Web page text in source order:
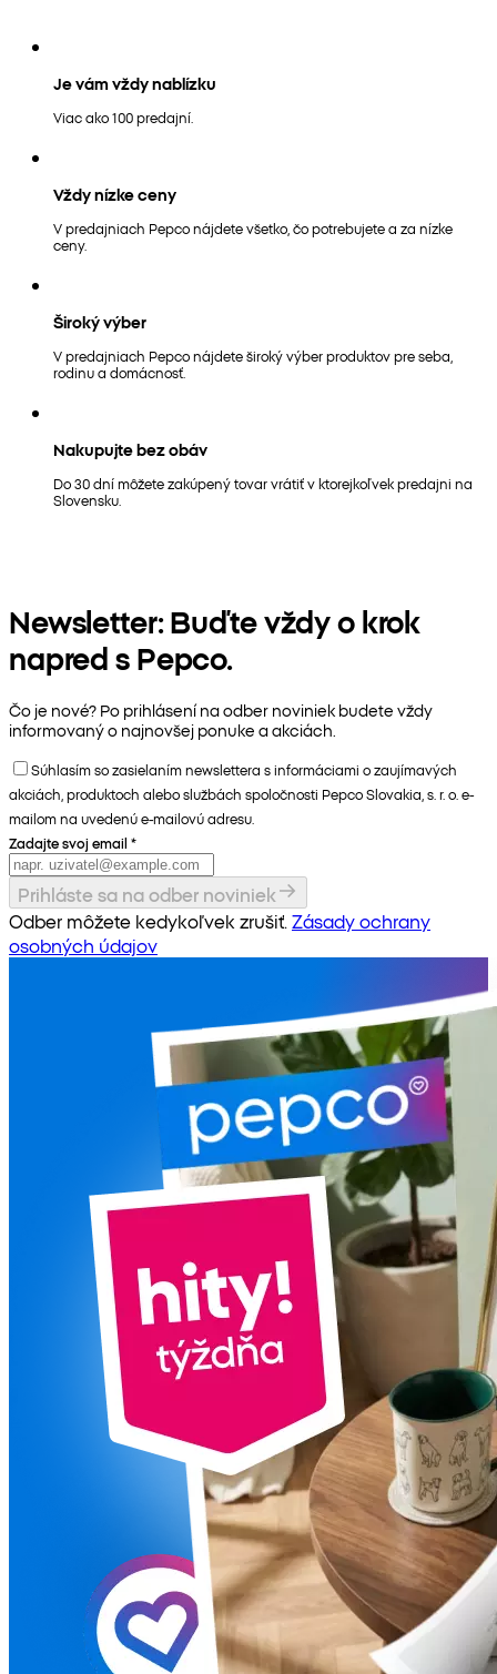
Je vám vždy nablízku
Viac ako 100 predajní.
Vždy nízke ceny
V predajniach Pepco nájdete všetko, čo potrebujete a za nízke
ceny.
Široký výber
V predajniach Pepco nájdete široký výber produktov pre seba,
rodinu a domácnosť.
Nakupujte bez obáv
Do 30 dní môžete zakúpený tovar vrátiť v ktorejkoľvek predajni na
Slovensku.
Newsletter: Buďte vždy o krok
napred s Pepco.
Čo je nové? Po prihlásení na odber noviniek budete vždy
informovaný o najnovšej ponuke a akciách.
Súhlasím so zasielaním newslettera s informáciami o zaujímavých
akciách, produktoch alebo službách spoločnosti Pepco Slovakia, s. r. o. e-
mailom na uvedenú e-mailovú adresu.
Zadajte svoj email *
Prihláste sa na odber noviniek
Odber môžete kedykoľvek zrušiť. Zásady ochrany
osobných údajov